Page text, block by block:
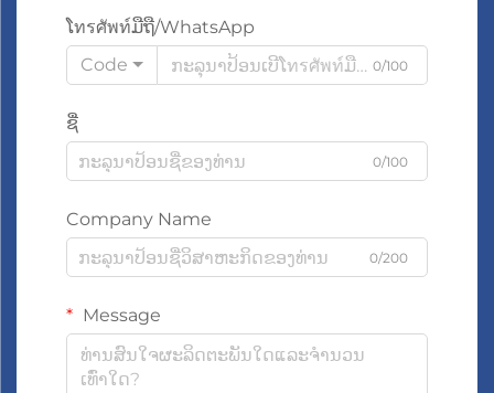
ໂทรศัพท์ມືຖື/WhatsApp
Code
0/100
ຊື່
0/100
Company Name
0/200
Message